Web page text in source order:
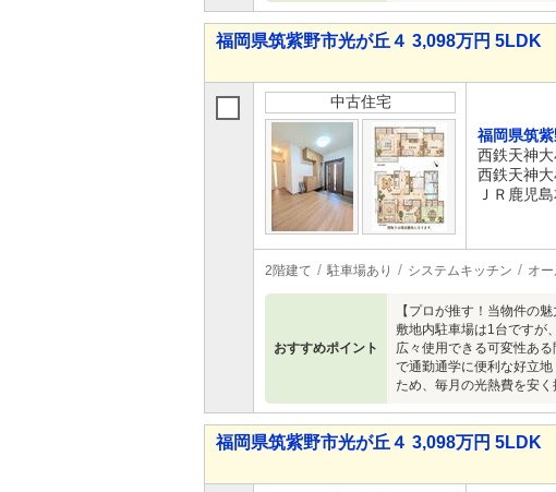
福岡県筑紫野市光が丘４ 3,098万円 5LDK
中古住宅
福岡県筑
西鉄天神
西鉄天神
ＪＲ鹿児
2階建て 駐車場あり システムキッチン オ
おすすめポイント
【プロが推す！当物件の
敷地内駐車場は1台ですが
広々使用できる可変性あ
で通勤通学に便利な好立
ため、毎月の光熱費を安
福岡県筑紫野市光が丘４ 3,098万円 5LDK